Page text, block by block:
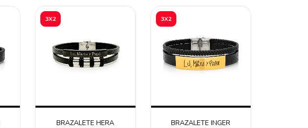
3X2
BRAZALETE HERA
3X2
BRAZALETE INGER